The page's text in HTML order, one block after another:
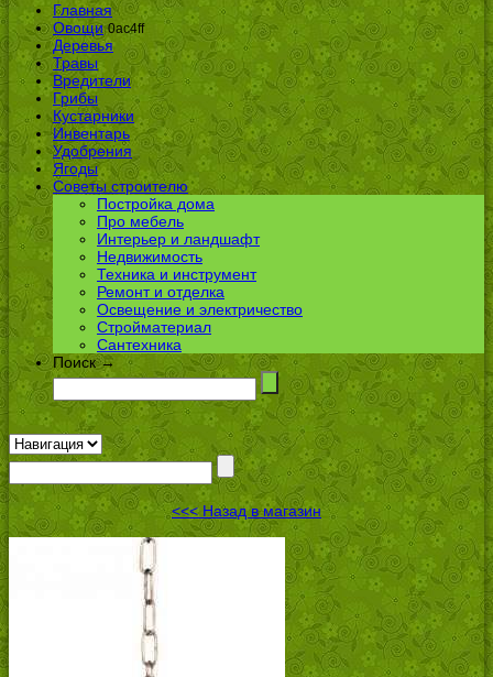
Главная
Овощи 0ac4ff
Деревья
Травы
Вредители
Грибы
Кустарники
Инвентарь
Удобрения
Ягоды
Советы строителю
Постройка дома
Про мебель
Интерьер и ландшафт
Недвижимость
Техника и инструмент
Ремонт и отделка
Освещение и электричество
Стройматериал
Сантехника
Поиск →
<<< Назад в магазин